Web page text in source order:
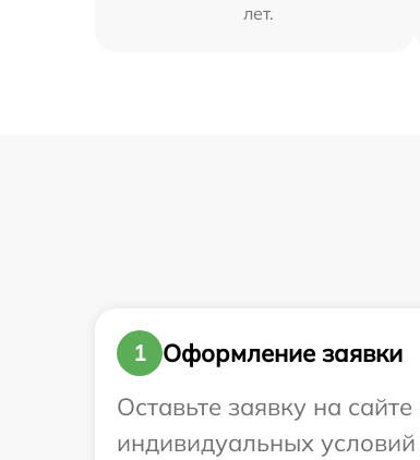
лет.
1
Оформление заявки
Оставьте заявку на
индивидуальных